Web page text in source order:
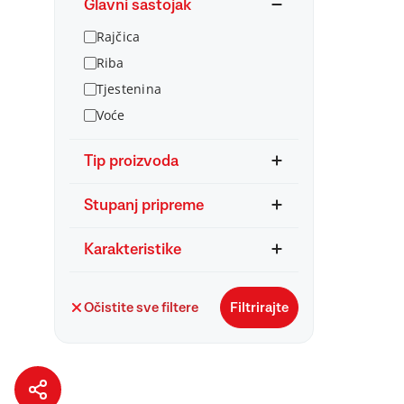
Glavni sastojak
Rajčica
Riba
Tjestenina
Voće
Tip proizvoda
Stupanj pripreme
Karakteristike
Očistite sve filtere Filtrirajte